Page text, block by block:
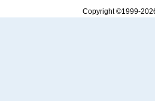
Copyright ©1999-